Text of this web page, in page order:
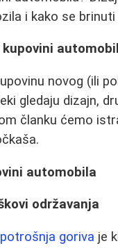
i kako se brinuti
novog (ili
gledaju dizajn,
članku ćemo
automobila
održavanja
goriva je